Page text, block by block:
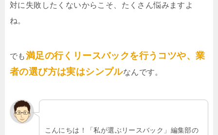
対に失敗したくないからこそ、たくさん悩みますよ
ね。
でも満足の行くリースバックを行うコツや、業
者の選び方は実はシンプルなんです。
こんにちは！「私が選ぶリースバック」編集部の